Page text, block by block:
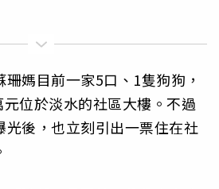
媽目前一家5口、1隻狗狗，
位於淡水的社區大樓。不過
光後，也立刻引出一票住在社